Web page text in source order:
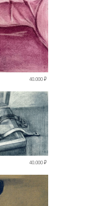
40.000 ₽
40.000 ₽